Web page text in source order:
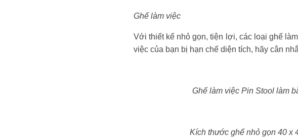
Ghế làm việc
Với thiết kế nhỏ gọn, tiện lợi, các loại ghế
việc của bạn bị hạn chế diện tích, hãy cân
Ghế làm việc Pin Stool làm
Kích thước ghế nhỏ gọn 40 x